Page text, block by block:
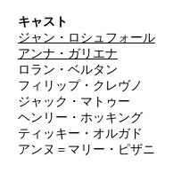
キャスト
ジャン・ロシュフォール
アンナ・ガリエナ
ロラン・ベルタン
フィリップ・クレヴノ
ジャック・マトゥー
ヘンリー・ホッキング
ティッキー・オルガド
アンヌ＝マリー・ピザニ